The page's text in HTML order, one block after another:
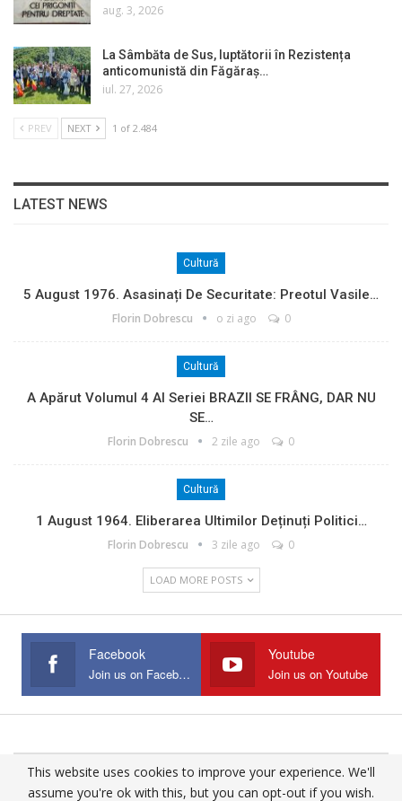
aug. 3, 2026
La Sâmbăta de Sus, luptătorii în Rezistența
anticomunistă din Făgăraș…
iul. 27, 2026
PREV NEXT 1 of 2.484
LATEST NEWS
Cultură
5 August 1976. Asasinați De Securitate: Preotul Vasile…
Florin Dobrescu o zi ago 0
Cultură
A Apărut Volumul 4 Al Seriei BRAZII SE FRÂNG, DAR NU
SE…
Florin Dobrescu 2 zile ago 0
Cultură
1 August 1964. Eliberarea Ultimilor Deținuți Politici…
Florin Dobrescu 3 zile ago 0
LOAD MORE POSTS
Facebook
Join us on Facebook
Youtube
Join us on Youtube
© 2025 - All Rights Reserved.
This website uses cookies to improve your experience. We'll
assume you're ok with this, but you can opt-out if you wish.